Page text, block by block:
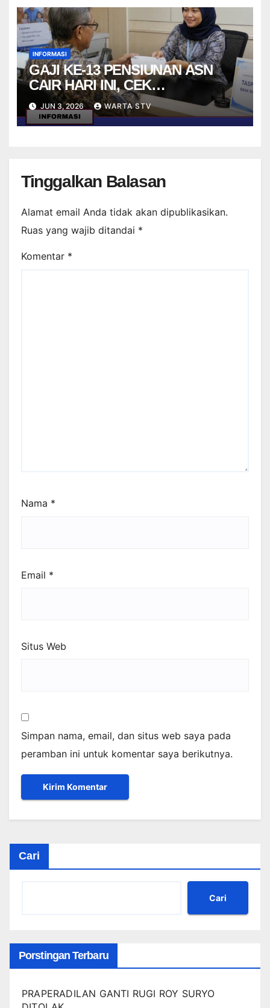
INFORMASI
GAJI KE-13 PENSIUNAN ASN
CAIR HARI INI, CEK
MEKANISMENYA
JUN 3, 2026 WARTA STV
Tinggalkan Balasan
Alamat email Anda tidak akan dipublikasikan.
Ruas yang wajib ditandai *
Komentar *
Nama *
Email *
Situs Web
Simpan nama, email, dan situs web saya pada
peramban ini untuk komentar saya berikutnya.
Cari
Cari
Porstingan Terbaru
PRAPERADILAN GANTI RUGI ROY SURYO